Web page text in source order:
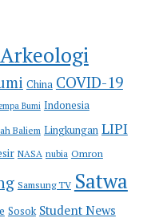
Arkeologi
China COVID-19
Bumi Indonesia
Baliem Lingkungan LIPI
NASA nubia Omron
Samsung TV Satwa
Sosok Student News